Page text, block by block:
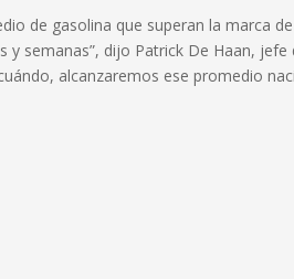
de gasolina que superan la marca
y semanas”, dijo Patrick De Haan,
alcanzaremos ese promedio